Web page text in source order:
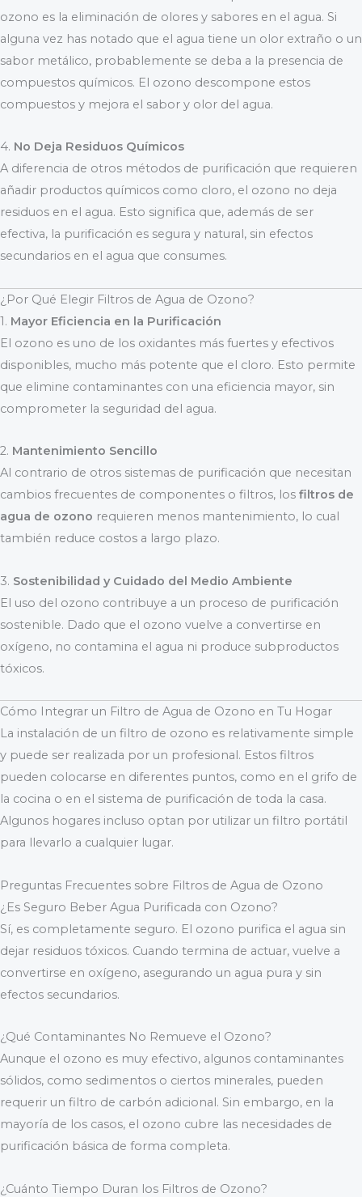
ozono es la eliminación de olores y sabores en el agua. Si
alguna vez has notado que el agua tiene un olor extraño o un
sabor metálico, probablemente se deba a la presencia de
compuestos químicos. El ozono descompone estos
compuestos y mejora el sabor y olor del agua.
4. No Deja Residuos Químicos
A diferencia de otros métodos de purificación que requieren
añadir productos químicos como cloro, el ozono no deja
residuos en el agua. Esto significa que, además de ser
efectiva, la purificación es segura y natural, sin efectos
secundarios en el agua que consumes.
¿Por Qué Elegir Filtros de Agua de Ozono?
1. Mayor Eficiencia en la Purificación
El ozono es uno de los oxidantes más fuertes y efectivos
disponibles, mucho más potente que el cloro. Esto permite
que elimine contaminantes con una eficiencia mayor, sin
comprometer la seguridad del agua.
2. Mantenimiento Sencillo
Al contrario de otros sistemas de purificación que necesitan
cambios frecuentes de componentes o filtros, los filtros de
agua de ozono requieren menos mantenimiento, lo cual
también reduce costos a largo plazo.
3. Sostenibilidad y Cuidado del Medio Ambiente
El uso del ozono contribuye a un proceso de purificación
sostenible. Dado que el ozono vuelve a convertirse en
oxígeno, no contamina el agua ni produce subproductos
tóxicos.
Cómo Integrar un Filtro de Agua de Ozono en Tu Hogar
La instalación de un filtro de ozono es relativamente simple
y puede ser realizada por un profesional. Estos filtros
pueden colocarse en diferentes puntos, como en el grifo de
la cocina o en el sistema de purificación de toda la casa.
Algunos hogares incluso optan por utilizar un filtro portátil
para llevarlo a cualquier lugar.
Preguntas Frecuentes sobre Filtros de Agua de Ozono
¿Es Seguro Beber Agua Purificada con Ozono?
Sí, es completamente seguro. El ozono purifica el agua sin
dejar residuos tóxicos. Cuando termina de actuar, vuelve a
convertirse en oxígeno, asegurando un agua pura y sin
efectos secundarios.
¿Qué Contaminantes No Remueve el Ozono?
Aunque el ozono es muy efectivo, algunos contaminantes
sólidos, como sedimentos o ciertos minerales, pueden
requerir un filtro de carbón adicional. Sin embargo, en la
mayoría de los casos, el ozono cubre las necesidades de
purificación básica de forma completa.
¿Cuánto Tiempo Duran los Filtros de Ozono?